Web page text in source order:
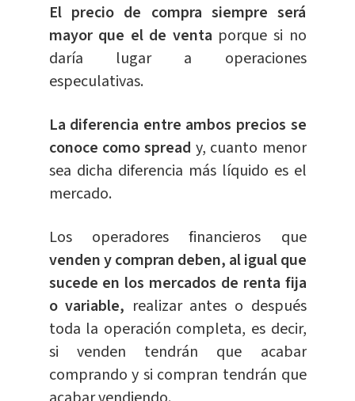
El precio de compra siempre será
mayor que el de venta porque si no
daría lugar a operaciones
especulativas.
La diferencia entre ambos precios se
conoce como spread y, cuanto menor
sea dicha diferencia más líquido es el
mercado.
Los operadores financieros que
venden y compran deben, al igual que
sucede en los mercados de renta fija
o variable, realizar antes o después
toda la operación completa, es decir,
si venden tendrán que acabar
comprando y si compran tendrán que